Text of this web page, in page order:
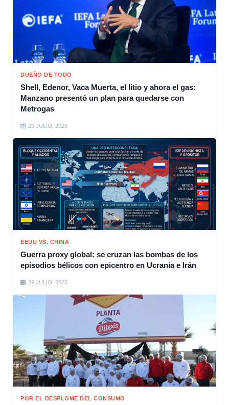
DUEÑO DE TODO
Shell, Edenor, Vaca Muerta, el litio y ahora el gas:
Manzano presentó un plan para quedarse con
Metrogas
29 JULIO, 2026
EEUU VS. CHINA
Guerra proxy global: se cruzan las bombas de los
episodios bélicos con epicentro en Ucrania e Irán
29 JULIO, 2026
POR EL DESPLOME DEL CONSUMO